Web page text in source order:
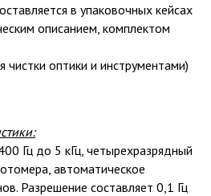
в упаковочных кейсах
описанием, комплектом
оптики и инструментами)
Гц до 5 кГц, четырехразрядный
автоматическое
Разрешение составляет 0,1 Гц